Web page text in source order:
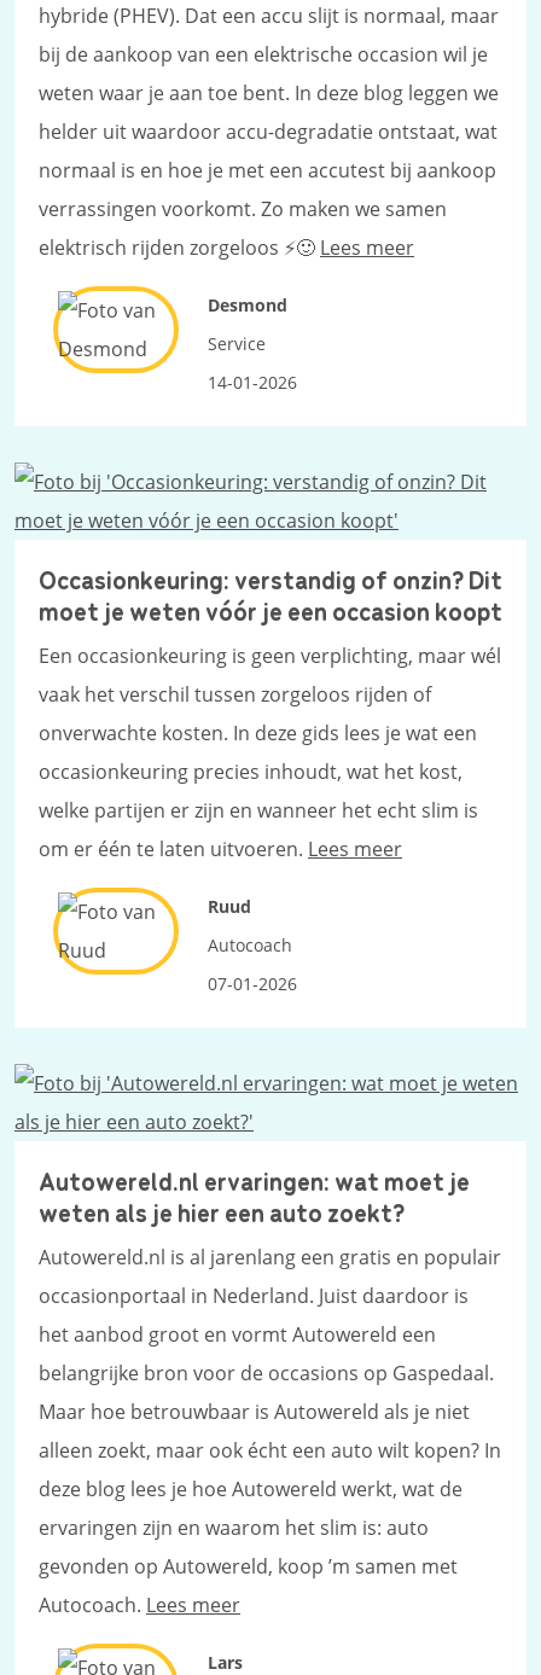
hybride (PHEV). Dat een accu slijt is normaal, maar
bij de aankoop van een elektrische occasion wil je
weten waar je aan toe bent. In deze blog leggen we
helder uit waardoor accu-degradatie ontstaat, wat
normaal is en hoe je met een accutest bij aankoop
verrassingen voorkomt. Zo maken we samen
elektrisch rijden zorgeloos ⚡🙂 Lees meer
Desmond
Service
14-01-2026
Occasionkeuring: verstandig of onzin? Dit
moet je weten vóór je een occasion koopt
Een occasionkeuring is geen verplichting, maar wél
vaak het verschil tussen zorgeloos rijden of
onverwachte kosten. In deze gids lees je wat een
occasionkeuring precies inhoudt, wat het kost,
welke partijen er zijn en wanneer het echt slim is
om er één te laten uitvoeren. Lees meer
Ruud
Autocoach
07-01-2026
Autowereld.nl ervaringen: wat moet je
weten als je hier een auto zoekt?
Autowereld.nl is al jarenlang een gratis en populair
occasionportaal in Nederland. Juist daardoor is
het aanbod groot en vormt Autowereld een
belangrijke bron voor de occasions op Gaspedaal.
Maar hoe betrouwbaar is Autowereld als je niet
alleen zoekt, maar ook écht een auto wilt kopen? In
deze blog lees je hoe Autowereld werkt, wat de
ervaringen zijn en waarom het slim is: auto
gevonden op Autowereld, koop ’m samen met
Autocoach. Lees meer
Lars